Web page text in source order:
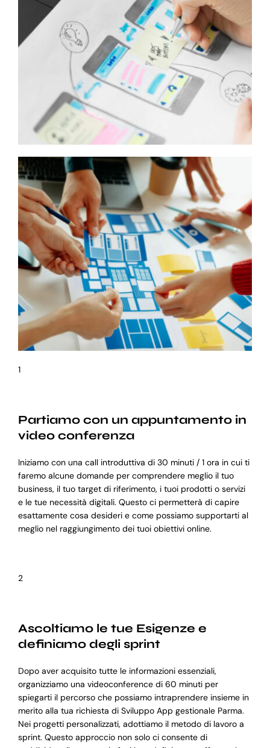
1
Partiamo con un appuntamento in
video conferenza
Iniziamo con una call introduttiva di 30 minuti / 1 ora in cui ti
faremo alcune domande per comprendere meglio il tuo
business, il tuo target di riferimento, i tuoi prodotti o servizi
e le tue necessità digitali. Questo ci permetterà di capire
esattamente cosa desideri e come possiamo supportarti al
meglio nel raggiungimento dei tuoi obiettivi online.
2
Ascoltiamo le tue Esigenze e
definiamo degli sprint
Dopo aver acquisito tutte le informazioni essenziali,
organizziamo una videoconference di 60 minuti per
spiegarti il percorso che possiamo intraprendere insieme in
merito alla tua richiesta di Sviluppo App gestionale Parma.
Nei progetti personalizzati, adottiamo il metodo di lavoro a
sprint. Questo approccio non solo ci consente di